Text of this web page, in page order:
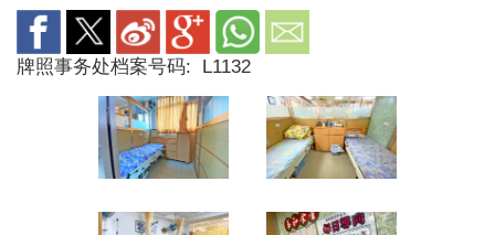
牌照事务处档案号码: L1132